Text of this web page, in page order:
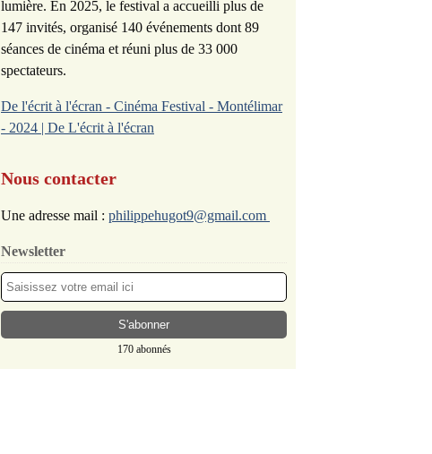
lumière. En 2025, le festival a accueilli plus de
147 invités, organisé 140 événements dont 89
séances de cinéma et réuni plus de 33 000
spectateurs.
De l'écrit à l'écran - Cinéma Festival - Montélimar
- 2024 | De L'écrit à l'écran
Nous contacter
Une adresse mail : philippehugot9@gmail.com
Newsletter
170 abonnés